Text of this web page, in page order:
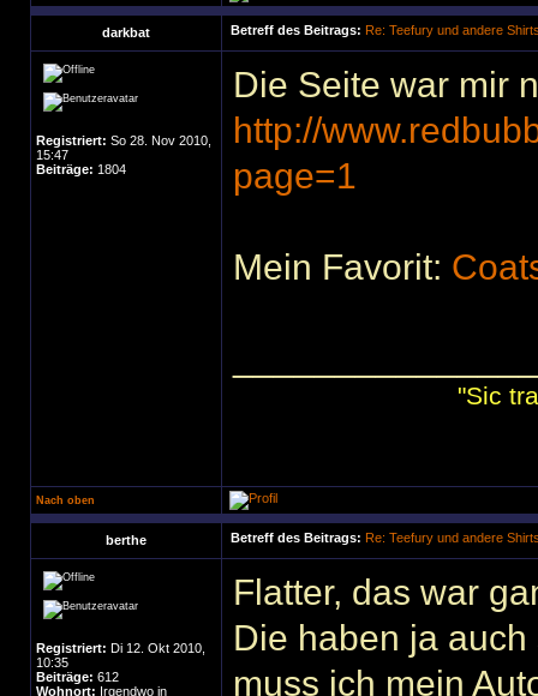
darkbat Betreff des Beitrags: Re: Teefury und andere
Registriert: So 28. Nov 2010,
15:47
Beiträge: 1804
Die Seite war mir
http://
page=1
Mein Favorit:
"Sic
Nach oben
berthe Betreff des Beitrags: Re: Teefury und andere
Registriert: Di 12. Okt 2010,
10:35
Beiträge: 612
Wohnort: Irgendwo in
Flatter, das war
Die haben ja
muss ich mein